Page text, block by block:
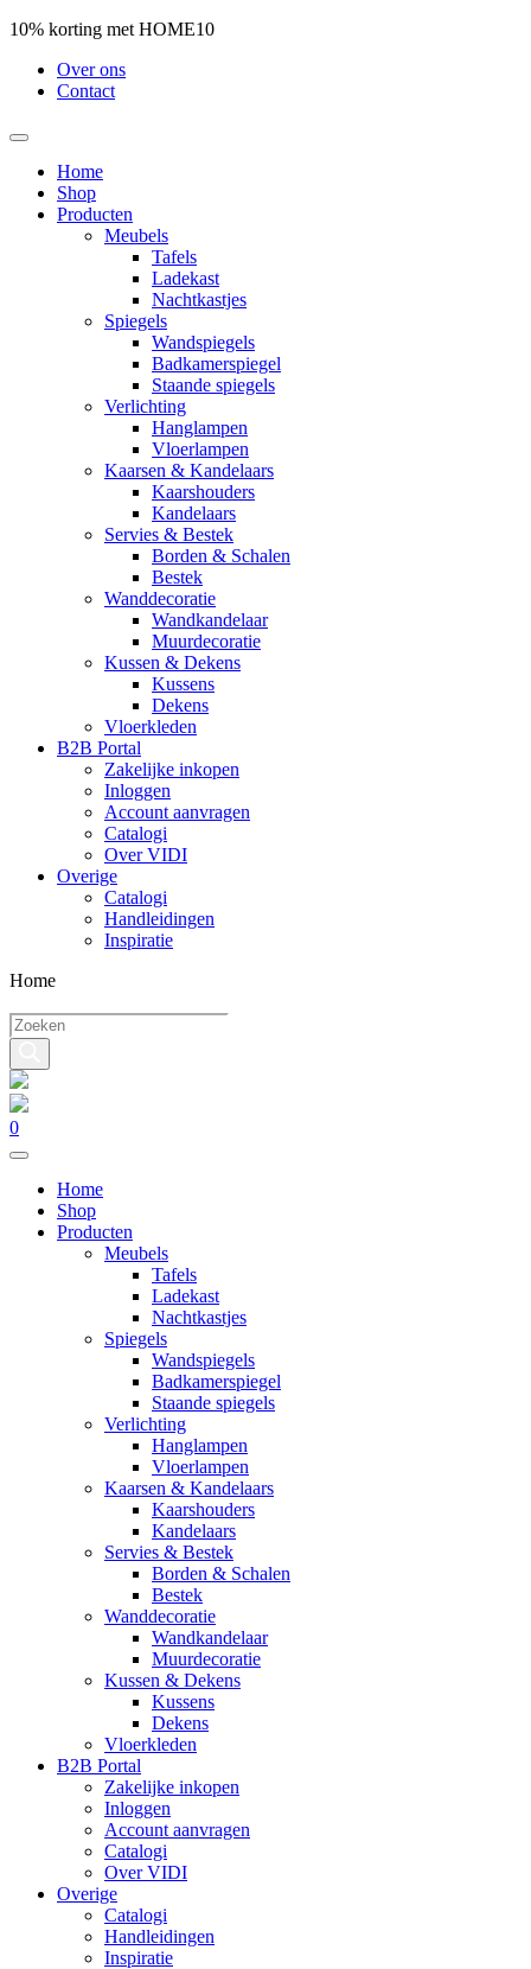
10% korting met HOME10
Over ons
Contact
Home
Shop
Producten
Meubels
Tafels
Ladekast
Nachtkastjes
Spiegels
Wandspiegels
Badkamerspiegel
Staande spiegels
Verlichting
Hanglampen
Vloerlampen
Kaarsen & Kandelaars
Kaarshouders
Kandelaars
Servies & Bestek
Borden & Schalen
Bestek
Wanddecoratie
Wandkandelaar
Muurdecoratie
Kussen & Dekens
Kussens
Dekens
Vloerkleden
B2B Portal
Zakelijke inkopen
Inloggen
Account aanvragen
Catalogi
Over VIDI
Overige
Catalogi
Handleidingen
Inspiratie
Home
Producten
zoeken
0
Home
Shop
Producten
Meubels
Tafels
Ladekast
Nachtkastjes
Spiegels
Wandspiegels
Badkamerspiegel
Staande spiegels
Verlichting
Hanglampen
Vloerlampen
Kaarsen & Kandelaars
Kaarshouders
Kandelaars
Servies & Bestek
Borden & Schalen
Bestek
Wanddecoratie
Wandkandelaar
Muurdecoratie
Kussen & Dekens
Kussens
Dekens
Vloerkleden
B2B Portal
Zakelijke inkopen
Inloggen
Account aanvragen
Catalogi
Over VIDI
Overige
Catalogi
Handleidingen
Inspiratie